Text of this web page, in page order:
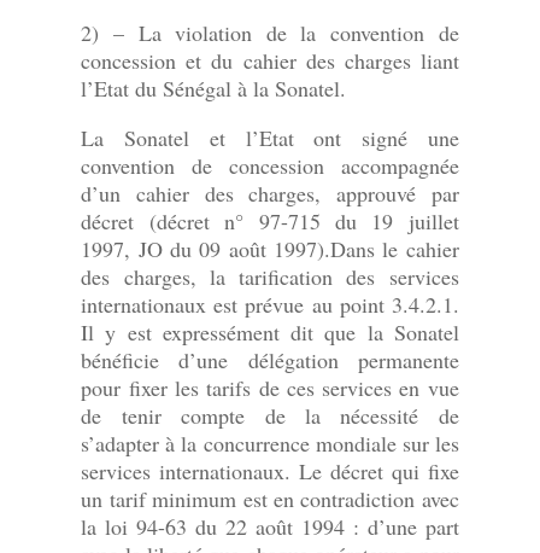
2) – La violation de la convention de
concession et du cahier des charges liant
l’Etat du Sénégal à la Sonatel.
La Sonatel et l’Etat ont signé une
convention de concession accompagnée
d’un cahier des charges, approuvé par
décret (décret n° 97-715 du 19 juillet
1997, JO du 09 août 1997).Dans le cahier
des charges, la tarification des services
internationaux est prévue au point 3.4.2.1.
Il y est expressément dit que la Sonatel
bénéficie d’une délégation permanente
pour fixer les tarifs de ces services en vue
de tenir compte de la nécessité de
s’adapter à la concurrence mondiale sur les
services internationaux. Le décret qui fixe
un tarif minimum est en contradiction avec
la loi 94-63 du 22 août 1994 : d’une part